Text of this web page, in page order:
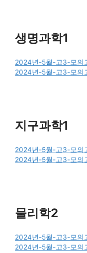
생명과학1
2024년-5월-고3-모의
2024년-5월-고3-모의
지구과학1
2024년-5월-고3-모의
2024년-5월-고3-모의
물리학2
2024년-5월-고3-모의
2024년-5월-고3-모의